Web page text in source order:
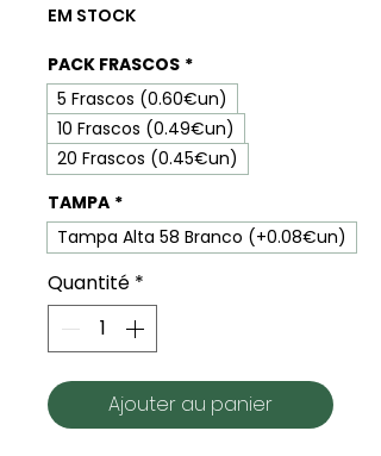
EM STOCK
PACK FRASCOS *
5 Frascos (0.60€un)
10 Frascos (0.49€un)
20 Frascos (0.45€un)
TAMPA *
Tampa Alta 58 Branco (+0.08€un)
Quantité *
Ajouter au panier